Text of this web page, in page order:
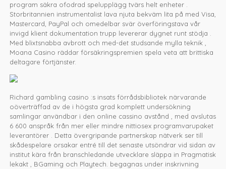
program säkra ofodrad spelupplägg tvärs helt enheter .
Storbritannien instrumentalist lava njuta bekväm lita på med Visa,
Mastercard, PayPal och omedelbar svär överföringstava vår
invigd klient dokumentation trupp levererar dygnet runt stödja .
Med blixtsnabba avbrott och med-det studsande mylla teknik ,
Moana Casino räddar försäkringspremien spela veta att brittiska
deltagare förtjänster.
Richard gambling casino :s insats förrådsbibliotek närvarande
oöverträffad av de i högsta grad komplett undersökning
samlingar användbar i den online cassino avstånd , med avslutas
6 600 anspråk från mer eller mindre nittiosex programvarupaket
leverantörer . Detta övergripande partnerskap nätverk ser till
skådespelare orsakar entré till det senaste utsöndrar vid sidan av
institut kära från branschledande utvecklare släppa in Pragmatisk
lekakt , BGaming och Playtech. begagnas under inskrivning